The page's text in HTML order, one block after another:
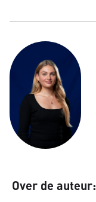
Over de auteur: